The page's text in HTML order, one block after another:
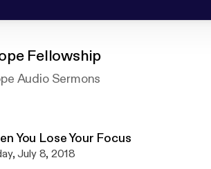
Fellowship
Audio Sermons
You Lose Your Focus
July 8, 2018